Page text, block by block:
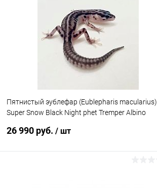
Купить в 1 клик Сравнение
В избранное
Пятнистый эублефар (Eublepharis macularius)
Super Snow Black Night phet Tremper Albino
26 990 руб. / шт